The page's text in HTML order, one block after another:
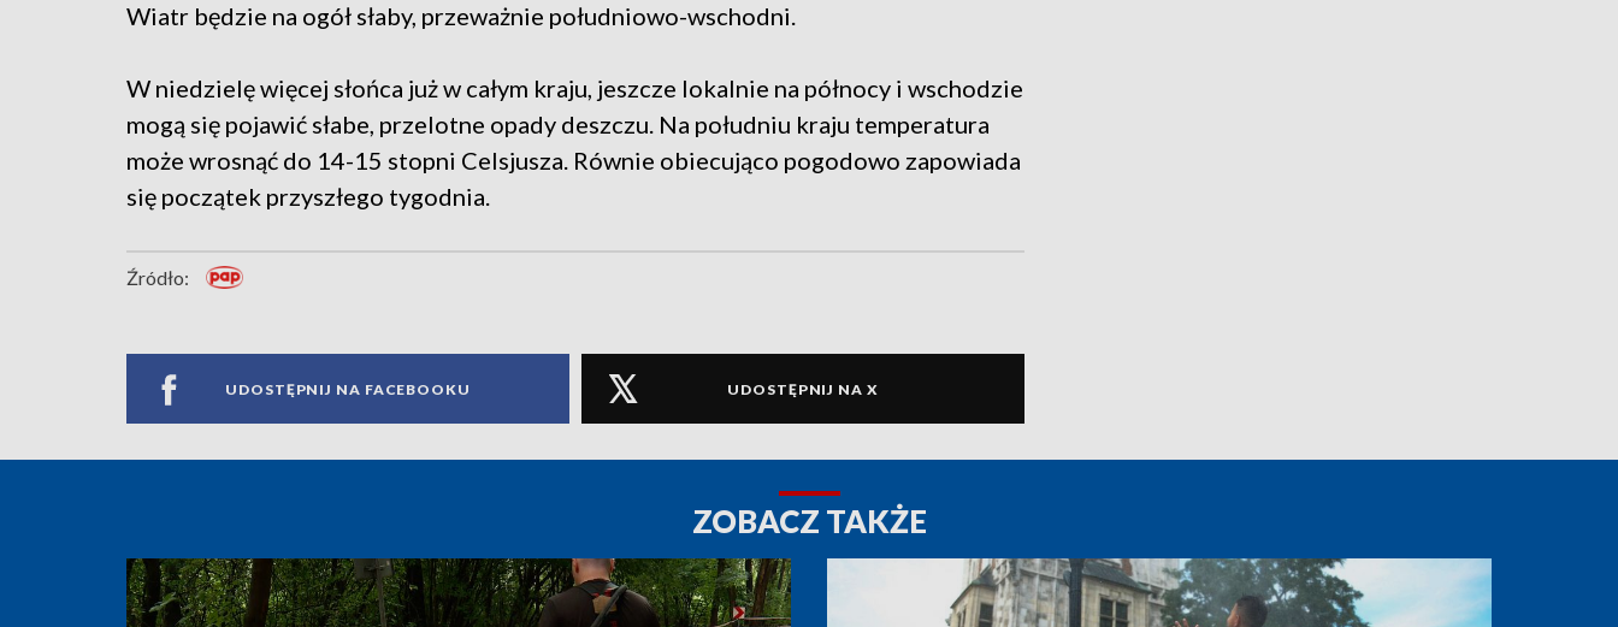
Wiatr będzie na ogół słaby, przeważnie południowo-wschodni.
W niedzielę więcej słońca już w całym kraju, jeszcze lokalnie na północy i wschodzie
mogą się pojawić słabe, przelotne opady deszczu. Na południu kraju temperatura
może wrosnąć do 14-15 stopni Celsjusza. Równie obiecująco pogodowo zapowiada
się początek przyszłego tygodnia.
Źródło:
UDOSTĘPNIJ NA FACEBOOKU UDOSTĘPNIJ NA X
ZOBACZ TAKŻE